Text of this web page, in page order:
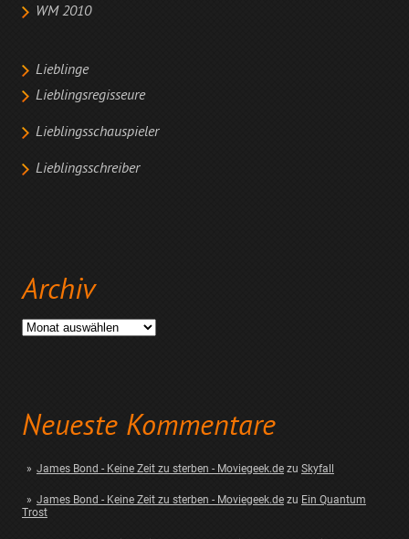
WM 2010
Lieblinge
Lieblingsregisseure
Lieblingsschauspieler
Lieblingsschreiber
Archiv
Archiv
Neueste Kommentare
James Bond - Keine Zeit zu sterben - Moviegeek.dezu Skyfall
James Bond - Keine Zeit zu sterben - Moviegeek.dezu Ein Quantum
Trost